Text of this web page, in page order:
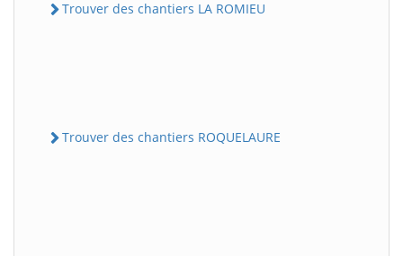
Trouver des chantiers LA ROMIEU
Trouver des chantiers ROQUELAURE